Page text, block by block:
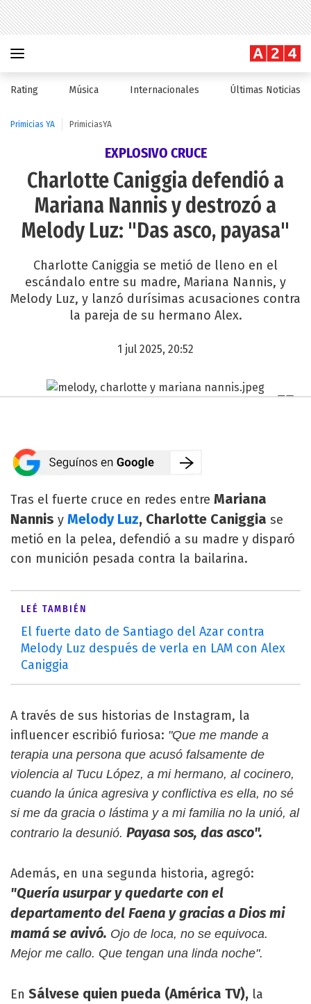
Rating Música Internacionales Últimas Noticias
Primicias YA PrimiciasYA
EXPLOSIVO CRUCE
Charlotte Caniggia defendió a
Mariana Nannis y destrozó a
Melody Luz: "Das asco, payasa"
Charlotte Caniggia se metió de lleno en el
escándalo entre su madre, Mariana Nannis, y
Melody Luz, y lanzó durísimas acusaciones contra
la pareja de su hermano Alex.
1 jul 2025, 20:52
Tras el fuerte cruce en redes entre Mariana
Nannis y Melody Luz, Charlotte Caniggia se
metió en la pelea, defendió a su madre y disparó
con munición pesada contra la bailarina.
LEÉ TAMBIÉN
El fuerte dato de Santiago del Azar contra
Melody Luz después de verla en LAM con Alex
Caniggia
A través de sus historias de Instagram, la
influencer escribió furiosa: "Que me mande a
terapia una persona que acusó falsamente de
violencia al Tucu López, a mi hermano, al cocinero,
cuando la única agresiva y conflictiva es ella, no sé
si me da gracia o lástima y a mi familia no la unió, al
contrario la desunió. Payasa sos, das asco".
Además, en una segunda historia, agregó:
"Quería usurpar y quedarte con el
departamento del Faena y gracias a Dios mi
mamá se avivó. Ojo de loca, no se equivoca.
Mejor me callo. Que tengan una linda noche".
En Sálvese quien pueda (América TV), la